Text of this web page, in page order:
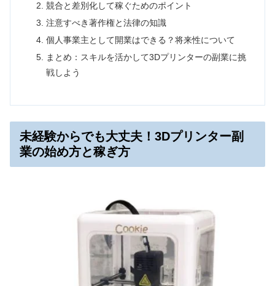
競合と差別化して稼ぐためのポイント
注意すべき著作権と法律の知識
個人事業主として開業はできる？将来性について
まとめ：スキルを活かして3Dプリンターの副業に挑
戦しよう
未経験からでも大丈夫！3Dプリンター副
業の始め方と稼ぎ方